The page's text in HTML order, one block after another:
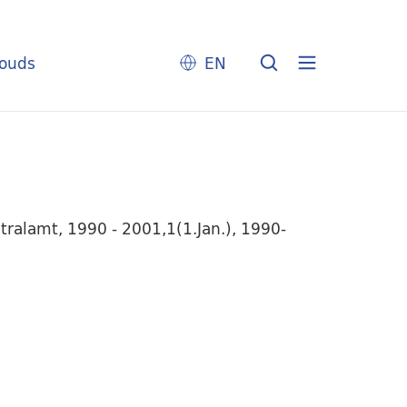
EN
1990 - 2001,1(1.Jan.), 1990-